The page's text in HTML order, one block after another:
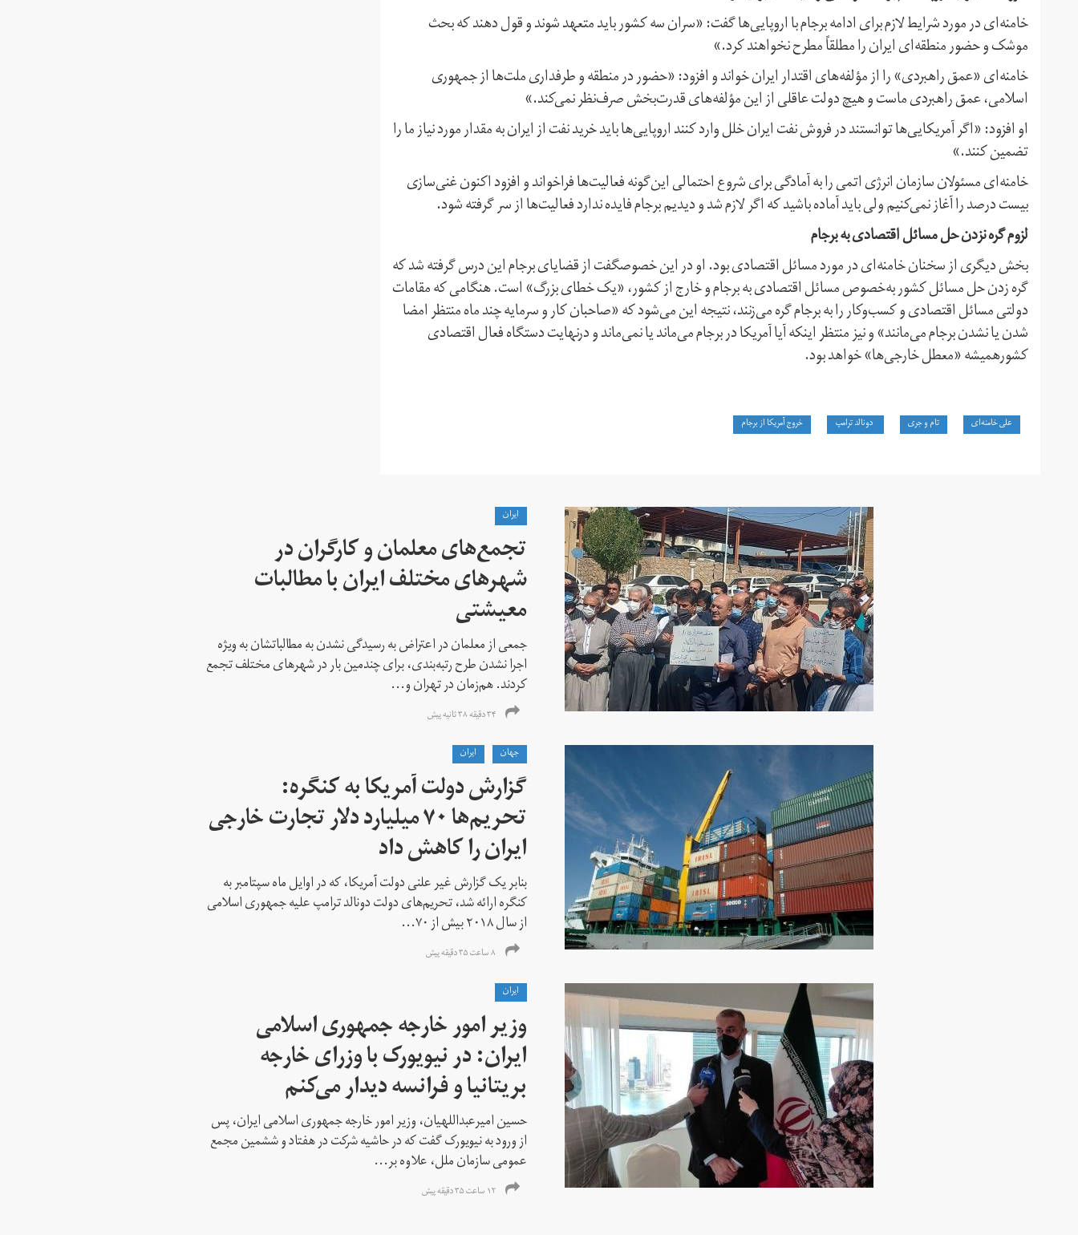
خامنه‌ای در مورد شرایط لازم برای ادامه‌ برجام با اروپایی‌ها گفت: «سران سه کشور باید متعهد شوند و قول دهند که بحث
موشک و حضور منطقه‌ای ایران را مطلقاً مطرح نخواهند کرد.»
خامنه‌ای «عمق راهبردی» را از مؤلفه‌های اقتدار ایران خواند و افزود: «حضور در منطقه و طرفداری ملت‌ها از جمهوری
اسلامی، عمق راهبردی ماست و هیچ دولت عاقلی از این مؤلفه‌های قدرت‌بخش صرف‌نظر نمی‌کند.»
او افزود: «اگر آمریکایی‌ها توانستند در فروش نفت ایران خلل وارد کنند اروپایی‌ها باید خرید نفت از ایران به مقدار مورد نیاز ما را
تضمین کنند.»
خامنه‌ای مسئولان سازمان انرژی اتمی را به آمادگی برای شروع احتمالی این‌گونه فعالیت‌ها فراخواند و افزود اکنون غنی‌سازی
بیست درصد را آغاز نمی‌کنیم ولی باید آماده باشید که اگر لازم شد و دیدیم برجام فایده ندارد فعالیت‌ها از سر گرفته شود.
لزوم گره نزدن حل مسائل اقتصادی به برجام
بخش دیگری از سخنان خامنه‌ای در مورد مسائل اقتصادی بود. او در این خصوصگفت از قضایای برجام این درس گرفته شد که
گره زدن حل مسائل کشور به‌خصوص مسائل اقتصادی به برجام و خارج از کشور، «یک خطای بزرگ» است. هنگامی که مقامات
دولتی مسائل اقتصادی و کسب‌وکار را به برجام گره می‌زنند، نتیجه این می‌شود که «صاحبان کار و سرمایه چند ماه منتظر امضا
شدن یا نشدن برجام می‌مانند» و نیز منتظر اینکه آیا آمریکا در برجام می‌ماند یا نمی‌ماند و درنهایت دستگاه فعال اقتصادی
کشورهمیشه «معطل خارجی‌ها» خواهد بود.
علی خامنه‌ای تام و جری دونالد ترامپ خروج آمریکا از برجام
ايران
تجمع‌های معلمان و کارگران در
شهرهای مختلف ایران با مطالبات
معیشتی
جمعی از معلمان در اعتراض به رسیدگی نشدن به مطالباتشان به ویژه
اجرا نشدن طرح رتبه‌بندی، برای چندمین بار در شهرهای مختلف تجمع
کردند. هم‌زمان در تهران و...
۳۴ دقیقه ۳۸ ثانیه پیش
جهان
ايران
گزارش دولت آمریکا به کنگره:
تحریم‌ها ۷۰ میلیارد دلار تجارت خارجی
ایران را کاهش داد
بنابر یک گزارش غیر علنی دولت آمریکا، که در اوایل ماه سپتامبر به
کنگره ارائه شد، تحریم‌های دولت دونالد ترامپ علیه جمهوری اسلامی
از سال ۲۰۱۸ بیش از ۷۰...
۸ ساعت ۳۵ دقیقه پیش
ايران
وزیر امور خارجه جمهوری اسلامی
ایران: در نیویورک با وزرای خارجه
بریتانیا و فرانسه دیدار می‌کنم
حسین امیرعبداللهیان، وزیر امور خارجه جمهوری اسلامی ایران، پس
از ورود به نیویورک گفت که در حاشیه شرکت در هفتاد و ششمین مجمع
عمومی سازمان ملل، علاوه بر...
۱۲ ساعت ۳۵ دقیقه پیش